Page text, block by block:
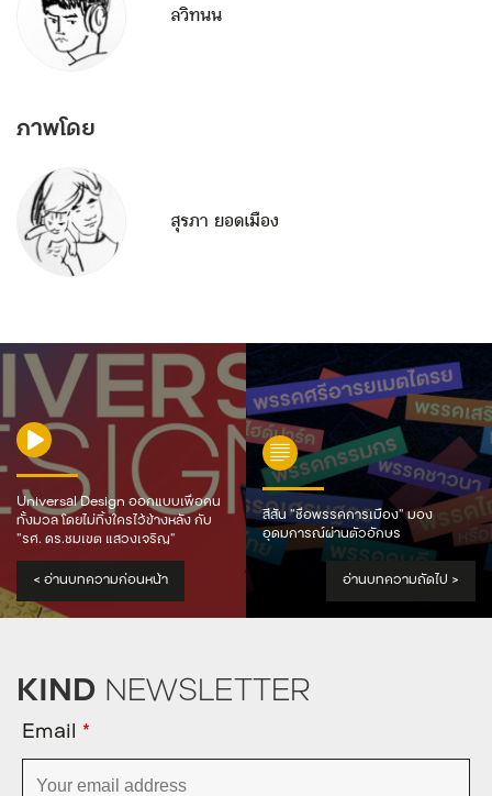
ลวิทนน
ภาพโดย
สุรภา ยอดเมือง
Universal Design ออกแบบเพื่อคน
ทั้งมวล โดยไม่ทิ้งใครไว้ข้างหลัง กับ
“รศ. ดร.ชุมเขต แสวงเจริญ”
< อ่านบทความก่อนหน้า
สีสัน “ชื่อพรรคการเมือง” มอง
อุดมการณ์ผ่านตัวอักษร
อ่านบทความถัดไป >
KIND NEWSLETTER
Email *